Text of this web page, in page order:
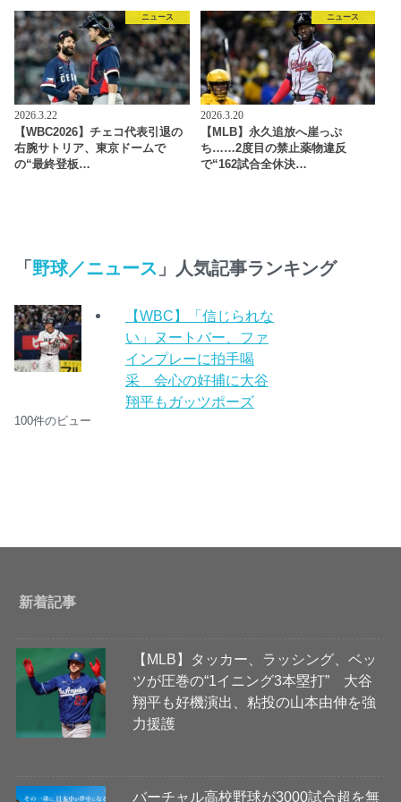
ニュース
2026.3.22
【WBC2026】チェコ代表引退の
右腕サトリア、東京ドームで
の“最終登板…
ニュース
2026.3.20
【MLB】永久追放へ崖っぷ
ち……2度目の禁止薬物違反
で“162試合全休決…
「 野球／ニュース 」人気記事ランキング
【WBC】「信じられな
い」ヌートバー、ファ
インプレーに拍手喝
采 会心の好捕に大谷
翔平もガッツポーズ
100件のビュー
新着記事
【MLB】タッカー、ラッシング、ベッ
ツが圧巻の“1イニング3本塁打” 大谷
翔平も好機演出、粘投の山本由伸を強
力援護
バーチャル高校野球が3000試合超を無